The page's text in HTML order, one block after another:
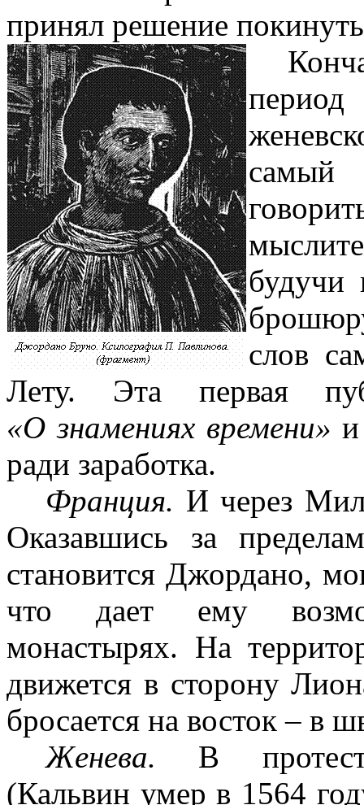
принял решение
самый
будучи
слов
Лету. Эта первая
«О знамениях времени»
ради заработка.
Франция. И через
Оказавшись за
становится Джордано,
что дает ему
монастырях. На
движется в сторону
бросается на восток – в
Женева. В
(Кальвин умер в 1564